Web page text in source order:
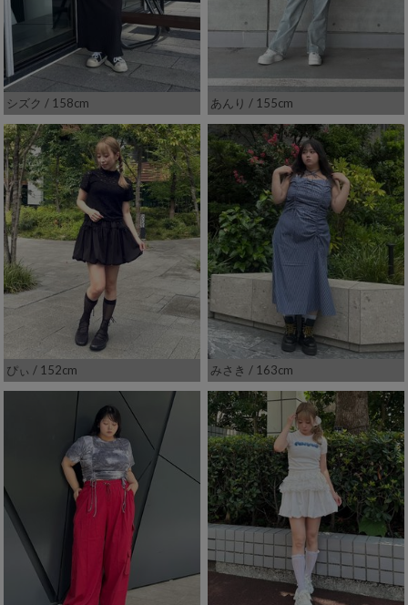
シズク / 158cm あんり / 155cm
ぴぃ / 152cm みさき / 163cm